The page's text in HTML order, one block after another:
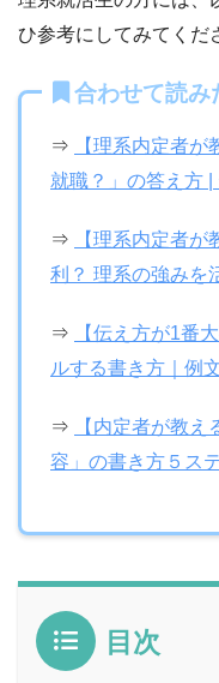
ひ参考にしてみてくだ
合わせて読み
⇒
【理系内定者
就職？」の答え方 |
⇒
【理系内定者
利？ 理系の強みを
⇒
【伝え方が1番
ルする書き方｜例
⇒
【内定者が教
容」の書き方５ス
目次